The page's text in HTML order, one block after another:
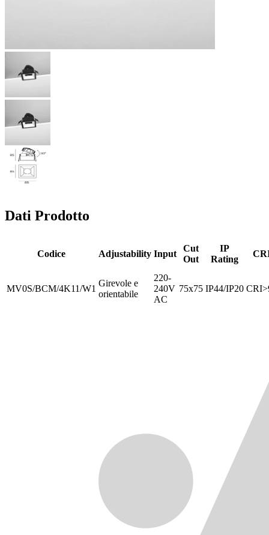
Dati Prodotto
Codice Adjustability Input
Cut
Out
IP
Rating
MV0S/BCM/4K11/W1
Girevole e
orientabile
220-
240V
AC
75x75 IP44/IP20